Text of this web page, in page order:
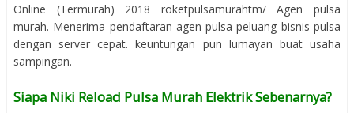
Online (Termurah) 2018‎ roketpulsamurahtm/‎ Agen pulsa
murah. Menerima pendaftaran agen pulsa peluang bisnis pulsa
dengan server cepat. keuntungan pun lumayan buat usaha
sampingan.
Siapa Niki Reload Pulsa Murah Elektrik Sebenarnya?